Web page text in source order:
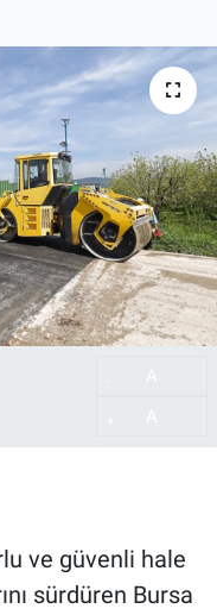
ve güvenli hale
sürdüren Bursa